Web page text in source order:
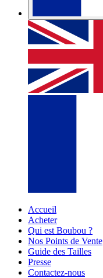
Accueil
Acheter
Qui est Boubou ?
Nos Points de Vente
Guide des Tailles
Presse
Contactez-nous